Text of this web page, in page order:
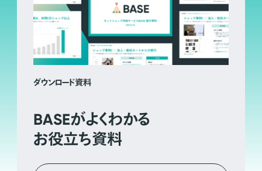
ダウンロード資料
BASEがよくわかる
お役立ち資料